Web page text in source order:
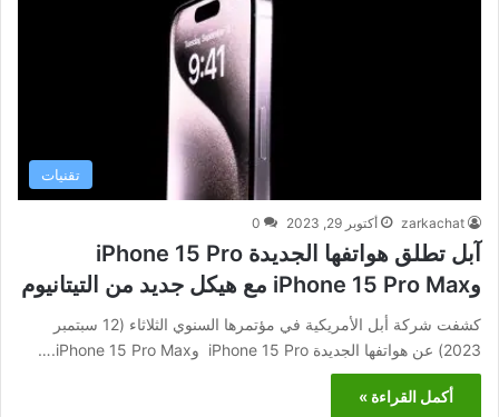
تقنيات
zarkachat أكتوبر 29, 2023 0
وiPhone 15 Pro Max مع هيكل جديد من التيتانيوم
كشفت شركة أبل الأمريكية في مؤتمرها السنوي الثلاثاء (12 سبتمبر
2023) عن هواتفها الجديدة iPhone 15 Pro وiPhone 15 Pro Max.…
أكمل القراءة »